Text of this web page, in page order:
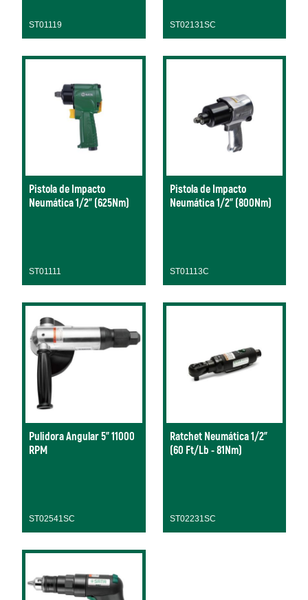
ST01119 ST02131SC
Pistola de Impacto
Neumática 1/2" (625Nm)
ST01111
Pistola de Impacto
Neumática 1/2" (800Nm)
ST01113C
Pulidora Angular 5" 11000
RPM
ST02541SC
Ratchet Neumática 1/2"
(60 Ft/Lb - 81Nm)
ST02231SC